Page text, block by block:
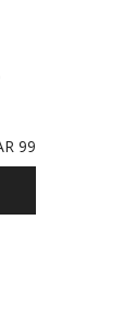
99 QAR